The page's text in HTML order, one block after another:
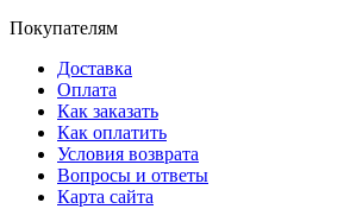
Покупателям
Доставка
Оплата
Как заказать
Как оплатить
Условия возврата
Вопросы и ответы
Карта сайта